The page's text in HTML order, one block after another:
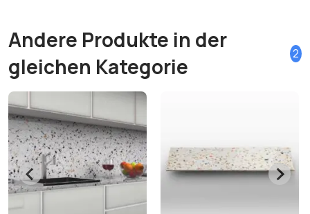
Andere Produkte in der
gleichen Kategorie
2